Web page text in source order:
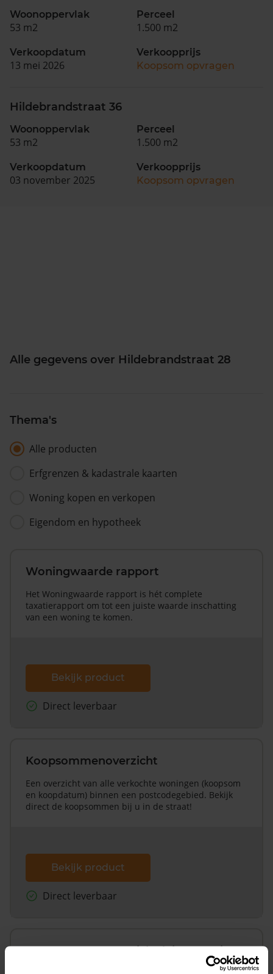
Woonoppervlak
53 m2
Perceel
1.500 m2
Verkoopdatum
13 mei 2026
Verkoopprijs
Koopsom opvragen
Hildebrandstraat 36
Woonoppervlak
53 m2
Perceel
1.500 m2
Verkoopdatum
03 november 2025
Verkoopprijs
Koopsom opvragen
Alle gegevens over Hildebrandstraat 28
Thema's
Alle producten
Erfgrenzen & kadastrale kaarten
Woning kopen en verkopen
Eigendom en hypotheek
Woningwaarde rapport
Het Woningwaarde rapport is hét complete
taxatierapport om tot een juiste waarde inschatting
van een woning te komen.
Bekijk product
Direct leverbaar
Koopsommenoverzicht
Een overzicht van alle verkochte woningen (koopsom
en koopdatum) binnen een postcodegebied. Bekijk
direct de koopsommen bij u in de straat!
Bekijk product
Direct leverbaar
Koopsommenoverzicht (1 jaar gratis